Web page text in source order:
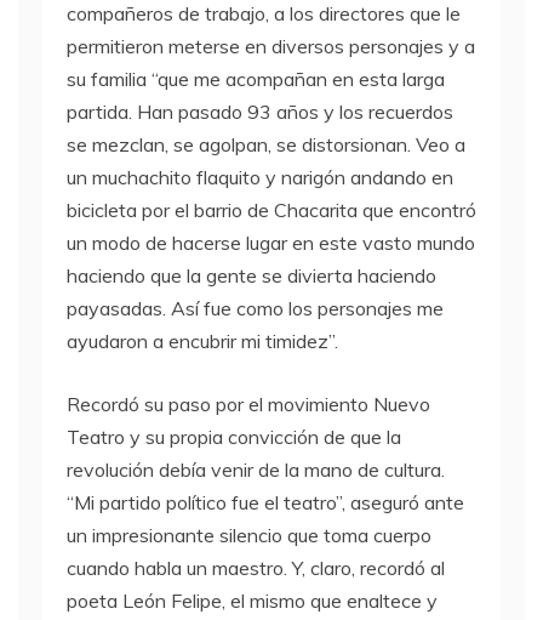
compañeros de trabajo, a los directores que le
permitieron meterse en diversos personajes y a
su familia “que me acompañan en esta larga
partida. Han pasado 93 años y los recuerdos
se mezclan, se agolpan, se distorsionan. Veo a
un muchachito flaquito y narigón andando en
bicicleta por el barrio de Chacarita que encontró
un modo de hacerse lugar en este vasto mundo
haciendo que la gente se divierta haciendo
payasadas. Así fue como los personajes me
ayudaron a encubrir mi timidez”.
Recordó su paso por el movimiento Nuevo
Teatro y su propia convicción de que la
revolución debía venir de la mano de cultura.
“Mi partido político fue el teatro”, aseguró ante
un impresionante silencio que toma cuerpo
cuando habla un maestro. Y, claro, recordó al
poeta León Felipe, el mismo que enaltece y